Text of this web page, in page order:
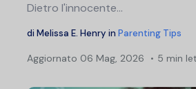
Dietro l'innocente...
di Melissa E. Henry in Parenting Tips
Aggiornato 06 Mag, 2026 5 min